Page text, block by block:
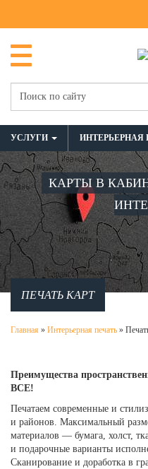
УСЛУГИ ИНТЕРЬЕРНАЯ
ПЕЧАТЬ КАРТ
КАРТЫ В
Главная » Интерьерная печать »
Преимущества
ВСЕ!
Печатаем современные и
и районов. Максимальный
материалов — бумага, холст,
и подарочные варианты
Сканирование и доработка в